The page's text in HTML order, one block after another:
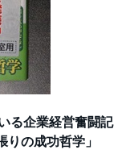
る企業経営奮闘記
の成功哲学」